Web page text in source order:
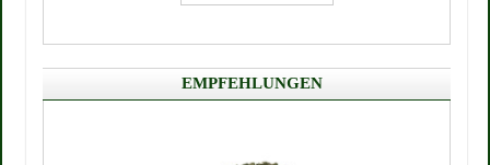
EMPFEHLUNGEN